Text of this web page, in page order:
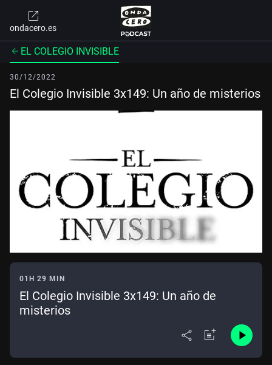
ondacero.es
EL COLEGIO INVISIBLE
30/12/2022
El Colegio Invisible 3x149: Un año de misterios
01H 29 MIN
El Colegio Invisible 3x149: Un año de
misterios